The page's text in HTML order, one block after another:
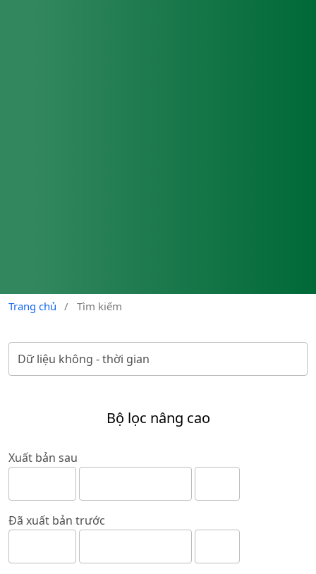
Trang chủ / Tìm kiếm
Bộ lọc nâng cao
Xuất bản sau
Đã xuất bản trước